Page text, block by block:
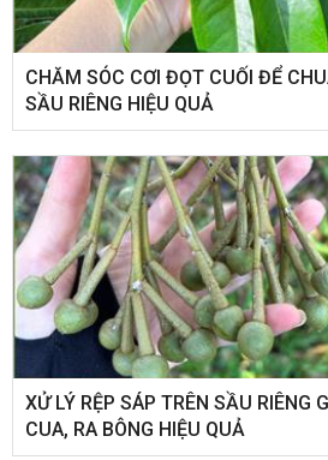
CHĂM SÓC CƠI ĐỌT CUỐI ĐỂ
SẦU RIÊNG HIỆU QUẢ
XỬ LÝ RỆP SÁP TRÊN SẦU RIÊNG
CUA, RA BÔNG HIỆU QUẢ